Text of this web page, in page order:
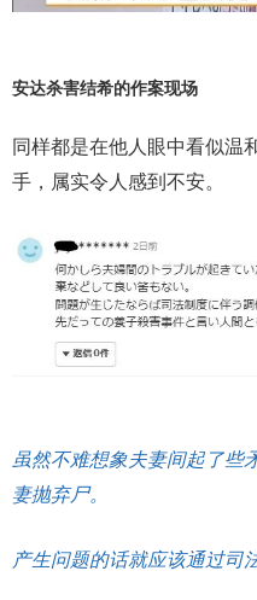
安达杀害结希的作案现场
同样都是在他人眼中看似温
手，属实令人感到不安。
虽然不难想象夫妻间起了些
妻抛弃尸。
产生问题的话就应该通过司